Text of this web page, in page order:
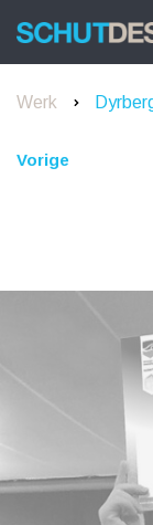
Werk
Vorige